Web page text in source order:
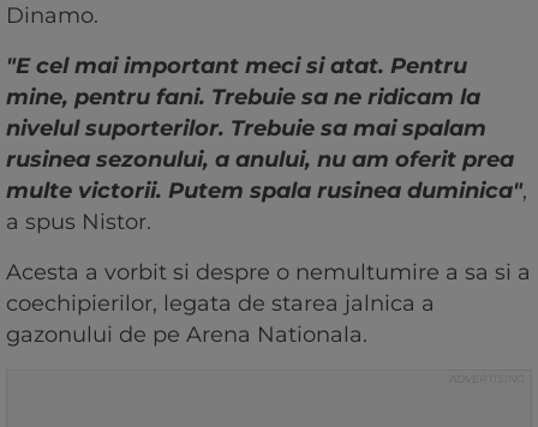
Dinamo.
"E cel mai important meci si atat. Pentru
mine, pentru fani. Trebuie sa ne ridicam la
nivelul suporterilor. Trebuie sa mai spalam
rusinea sezonului, a anului, nu am oferit prea
multe victorii. Putem spala rusinea duminica",
a spus Nistor.
Acesta a vorbit si despre o nemultumire a sa si a
coechipierilor, legata de starea jalnica a
gazonului de pe Arena Nationala.